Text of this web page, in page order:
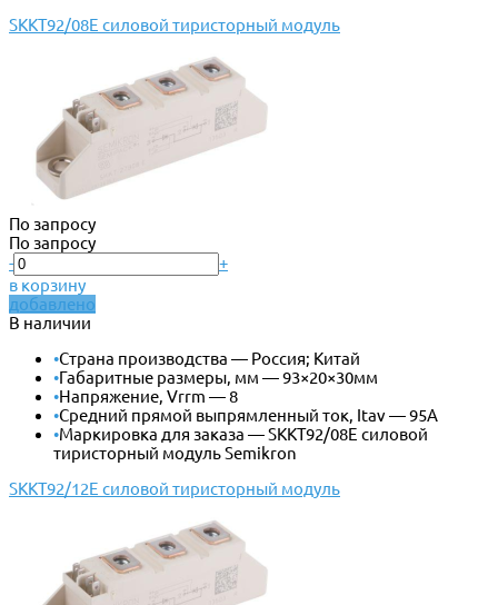
SKKT92/08E силовой тиристорный модуль
По запросу
По запросу
-
+
в корзину
добавлено
В наличии
•Страна производства — Россия; Китай
•Габаритные размеры, мм — 93×20×30мм
•Напряжение, Vrrm — 8
•Средний прямой выпрямленный ток, Itav — 95А
•Маркировка для заказа — SKKT92/08E силовой
тиристорный модуль Semikron
SKKT92/12E силовой тиристорный модуль